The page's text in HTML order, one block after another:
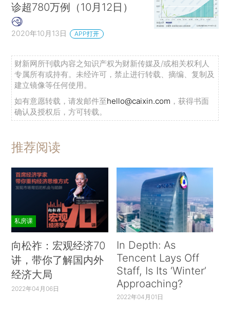
诊超780万例（10月12日）
2020年10月13日 APP打开
财新网所刊载内容之知识产权为财新传媒及/或相关权利人
专属所有或持有。未经许可，禁止进行转载、摘编、复制及
建立镜像等任何使用。
如有意愿转载，请发邮件至hello@caixin.com ，获得书面
确认及授权后，方可转载。
推荐阅读
私房课
向松祚：宏观经济70
讲，带你了解国内外
经济大局
2022年04月06日
In Depth: As
Tencent Lays Off
Staff, Is Its ‘Winter’
Approaching?
2022年04月01日